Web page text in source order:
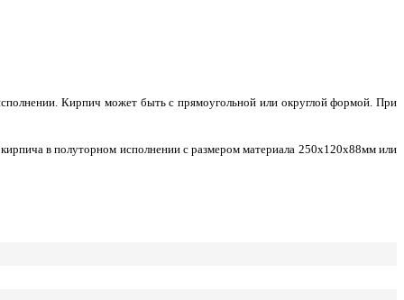
Кирпич может быть с прямоугольной или округлой формой. При
в полуторном исполнении с размером материала 250х120х88мм или